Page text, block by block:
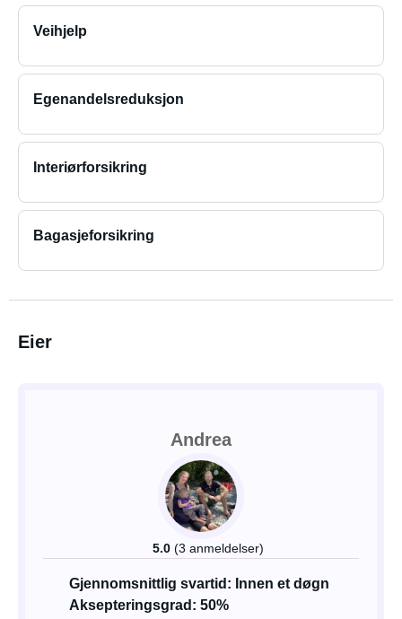
Veihjelp
Egenandelsreduksjon
Interiørforsikring
Bagasjeforsikring
Eier
Andrea
5.0 (3 anmeldelser)
Gjennomsnittlig svartid: Innen et døgn
Aksepteringsgrad: 50%